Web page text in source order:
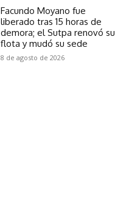
Facundo Moyano fue
liberado tras 15 horas de
demora; el Sutpa renovó su
flota y mudó su sede
8 de agosto de 2026